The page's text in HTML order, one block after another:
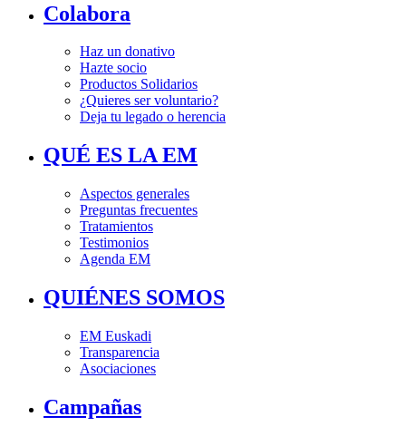
Colabora
Haz un donativo
Hazte socio
Productos Solidarios
¿Quieres ser voluntario?
Deja tu legado o herencia
QUÉ ES LA EM
Aspectos generales
Preguntas frecuentes
Tratamientos
Testimonios
Agenda EM
QUIÉNES SOMOS
EM Euskadi
Transparencia
Asociaciones
Campañas